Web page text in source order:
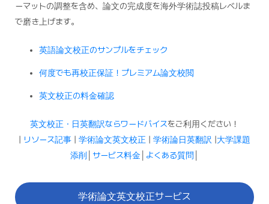
ーマットの調整を含め、論文の完成度を海外学術誌投稿レベルま
で磨き上げます。
英語論文校正のサンプルをチェック
何度でも再校正保証！プレミアム論文校閲
英文校正の料金確認
英文校正・日英翻訳ならワードバイスをご利用ください！
| リソース記事 | 学術論文英文校正 | 学術論日英翻訳 |大学課題
添削
サービス料金 よくある質問
学術論文英文校正サービス